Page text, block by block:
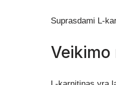
Suprasdami L-
Veikimo